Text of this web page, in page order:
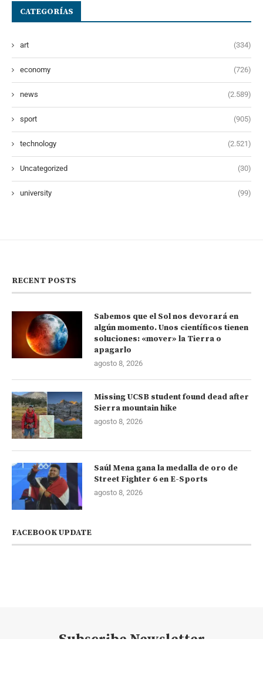
CATEGORÍAS
art (334)
economy (726)
news (2.589)
sport (905)
technology (2.521)
Uncategorized (30)
university (99)
RECENT POSTS
Sabemos que el Sol nos devorará en
algún momento. Unos científicos tienen
soluciones: «mover» la Tierra o
apagarlo
agosto 8, 2026
Missing UCSB student found dead after
Sierra mountain hike
agosto 8, 2026
Saúl Mena gana la medalla de oro de
Street Fighter 6 en E-Sports
agosto 8, 2026
FACEBOOK UPDATE
Subscribe Newsletter